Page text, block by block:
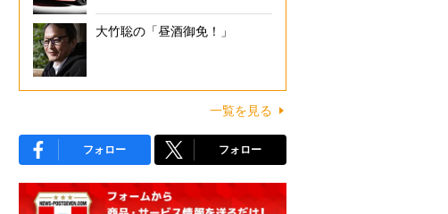
大竹聡の「昼酒御免！」
一覧を見る
フォロー フォロー